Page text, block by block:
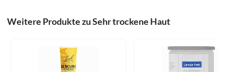
Weitere Produkte zu Sehr trockene Haut